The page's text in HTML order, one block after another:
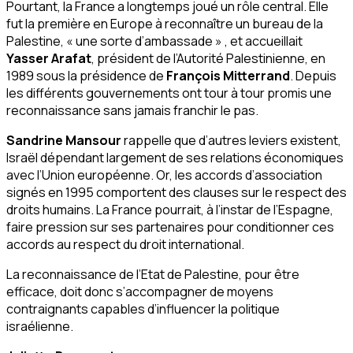
Pourtant, la France a longtemps joué un rôle central. Elle
fut la première en Europe à reconnaître un bureau de la
Palestine, «une sorte d’ambassade » , et accueillait
Yasser Arafat, président de l’Autorité Palestinienne, en
1989 sous la présidence de François Mitterrand. Depuis
les différents gouvernements ont tour à tour promis une
reconnaissance sans jamais franchir le pas.
Sandrine Mansourrappelle que d’autres leviers existent,
Israël dépendant largement de ses relations économiques
avec l’Union européenne. Or, les accords d’association
signés en 1995 comportent des clauses sur le respect des
droits humains. La France pourrait, à l’instar de l’Espagne,
faire pression sur ses partenaires pour conditionner ces
accords au respect du droit international.
La reconnaissance de l’Etat de Palestine, pour être
efficace, doit donc s’accompagner de moyens
contraignants capables d’influencer la politique
israélienne.